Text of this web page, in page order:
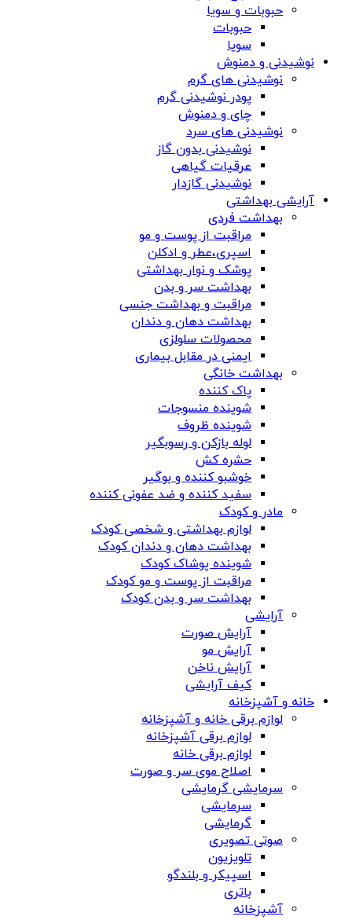
حبوبات و سویا
حبوبات
سویا
نوشیدنی و دمنوش
نوشیدنی های گرم
پودر نوشیدنی گرم
چای و دمنوش
نوشیدنی های سرد
نوشیدنی بدون گاز
عرقیات گیاهی
نوشیدنی گازدار
آرایشی بهداشتی
بهداشت فردی
مراقبت از پوست و مو
اسپری،عطر و ادکلن
پوشک و نوار بهداشتی
بهداشت سر و بدن
مراقبت و بهداشت جنسی
بهداشت دهان و دندان
محصولات سلولزی
ایمنی در مقابل بیماری
بهداشت خانگی
پاک کننده
شوینده منسوجات
شوینده ظروف
لوله بازکن و رسوبگیر
حشره کش
خوشبو کننده و بوگیر
سفید کننده و ضد عفونی کننده
مادر و کودک
لوازم بهداشتی و شخصی کودک
بهداشت دهان و دندان کودک
شوینده پوشاک کودک
مراقبت از پوست و مو کودک
بهداشت سر و بدن کودک
آرایشی
آرایش صورت
آرایش مو
آرایش ناخن
کیف آرایشی
خانه و آشپزخانه
لوازم برقی خانه و آشپزخانه
لوازم برقی آشپزخانه
لوازم برقی خانه
اصلاح موی سر و صورت
سرمایشی گرمایشی
سرمایشی
گرمایشی
صوتی تصویری
تلویزیون
اسپیکر و بلندگو
باتری
آشپزخانه